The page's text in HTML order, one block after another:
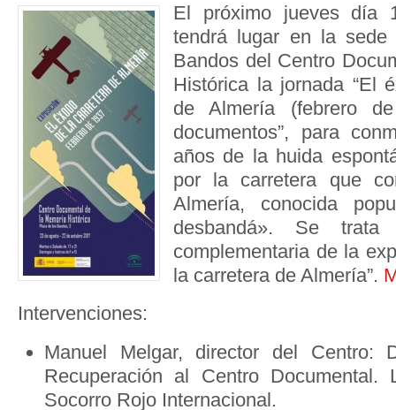
El próximo jueves día
tendrá lugar en la
Bandos del Centro
Histórica la jornada “El
de Almería (febrero
documentos”, para
años de la huida
por la carretera que
Almería, conocida
desbandá». Se
complementaria de la
la carretera de Almería”.
Intervenciones:
Manuel Melgar, director del Centro:
Recuperación al Centro Documental.
Socorro Rojo Internacional.